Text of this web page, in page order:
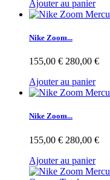
Ajouter au panier
Nike Zoom...
155,00 € 280,00 €
Ajouter au panier
Nike Zoom...
155,00 € 280,00 €
Ajouter au panier